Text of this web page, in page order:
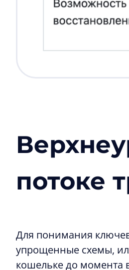
потоке
Для понимания
упрощенные схемы,
кошельке до момента